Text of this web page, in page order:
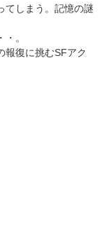
てしまう。記憶の謎
。
報復に挑むSFアク